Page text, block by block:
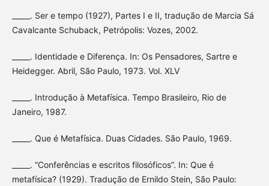
_____. Ser e tempo (1927), Partes I e II, tradução de Marcia Sá
Cavalcante Schuback, Petrópolis: Vozes, 2002.
_____. Identidade e Diferença. In: Os Pensadores, Sartre e
Heidegger. Abril, São Paulo, 1973. Vol. XLV
_____. Introdução à Metafísica. Tempo Brasileiro, Rio de
Janeiro, 1987.
_____. Que é Metafísica. Duas Cidades. São Paulo, 1969.
_____. “Conferências e escritos filosóficos”. In: Que é
metafísica? (1929). Tradução de Ernildo Stein, São Paulo: